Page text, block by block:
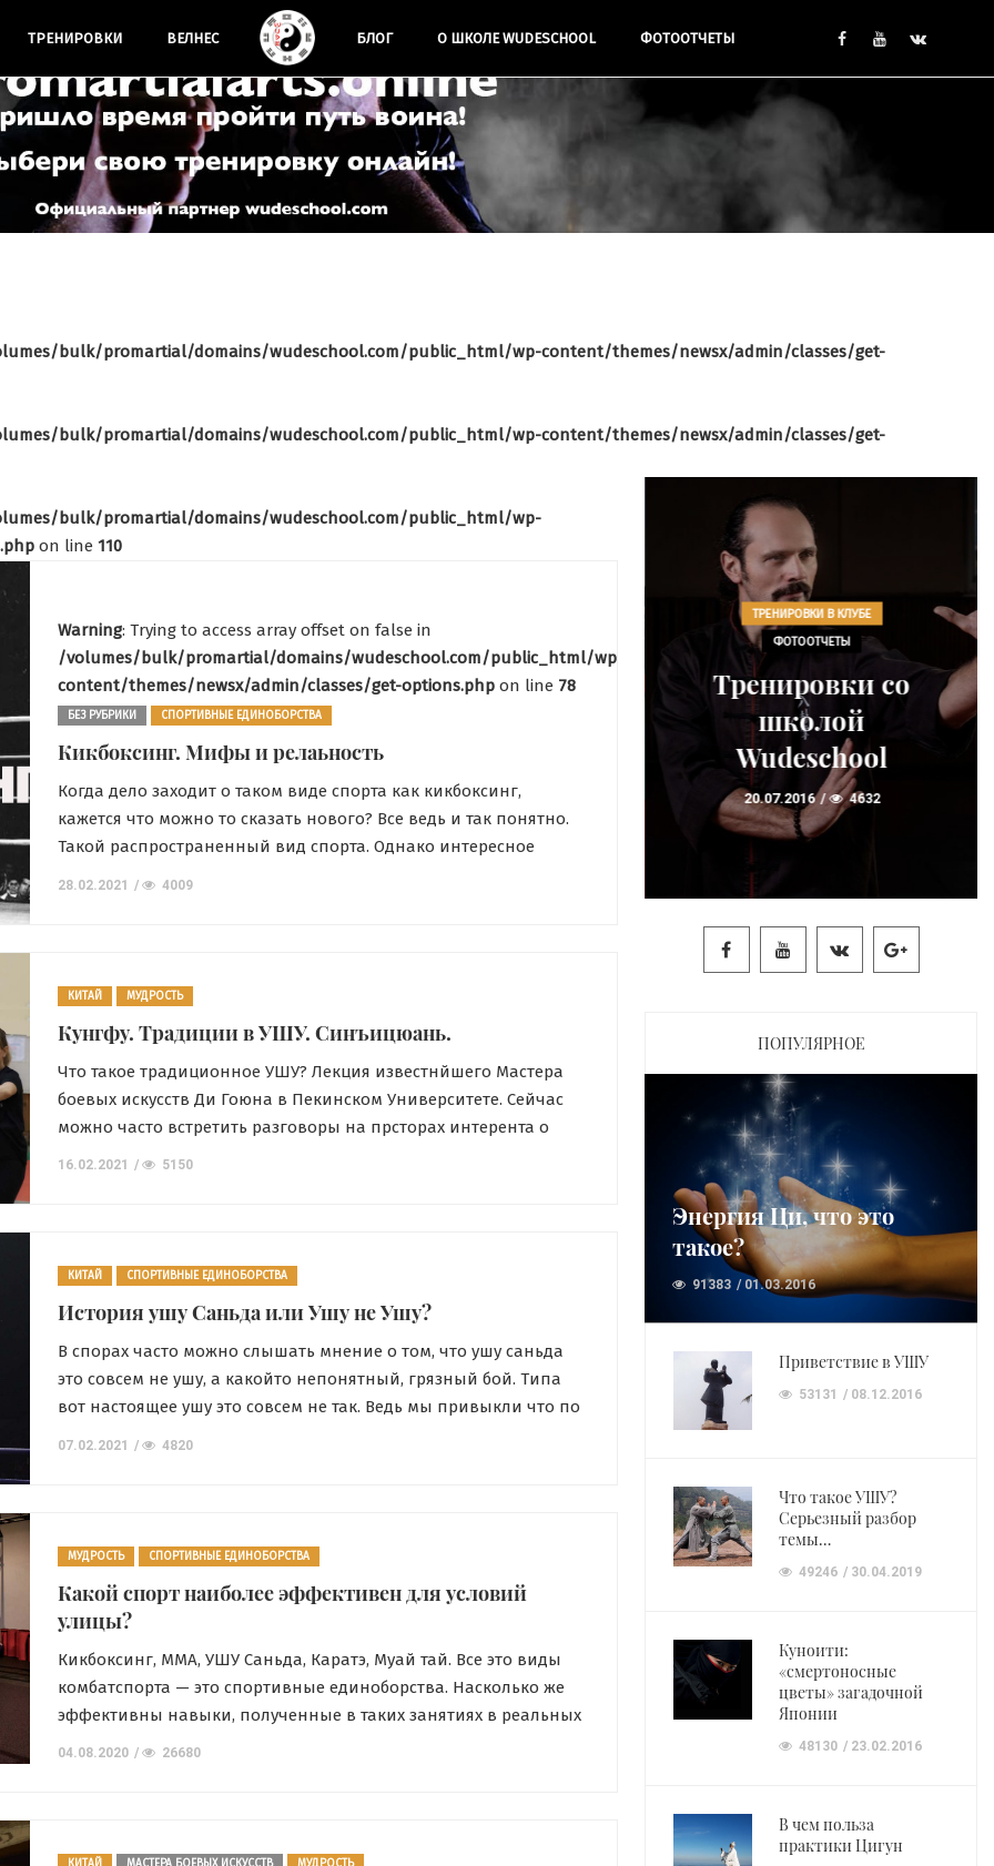
Здоровый
ЗДОРОВЬЕ
ИСКУССТВА
быть
познать
свои силу
и обрести
гармонию
ТРЕНИРОВКИ ВЕЛНЕС БЛОГ О ШКОЛЕ WUDESCHOOL ФОТООТЧЕТЫ
bulk/promartial/domains/wudeschool.com/public_html/wp-content/themes/newsx/admin/classes/get-
bulk/promartial/domains/wudeschool.com/public_html/wp-content/themes/newsx/admin/classes/get-
Занятия с
детьми,
изучение
детского ушу со
Wudeschool
20.07.2016 7133
ТРЕНИРОВКИ В КЛУБЕ
ФОТООТЧЕТЫ
На тренировке
31.01.2017
ТРЕНИРОВКИ В КЛУБЕ
ФОТООТЧЕТЫ
Тренировки со
школой
Wudeschool
20.07.2016 4632
ПОПУЛЯРНОЕ
Энергия Ци, что это
такое?
91383 01.03.2016
Приветствие в УШУ
53131 08.12.2016
Что такое УШУ?
Серьезный разбор
темы…
49246 30.04.2019
Куноити:
«смертоносные
цветы» загадочной
Японии
48130 23.02.2016
В чем польза
практики Цигун
bulk/promartial/domains/wudeschool.com/public_html/wp-
on line 110
Warning: Trying to access array offset on false in
/volumes/bulk/promartial/domains/wudeschool.com/public_html/wp-
content/themes/newsx/admin/classes/get-options.phpon line 78
БЕЗ РУБРИКИ СПОРТИВНЫЕ ЕДИНОБОРСТВА
Кикбоксинг. Мифы и релаьность
Когда дело заходит о таком виде спорта как кикбоксинг,
кажется что можно то сказать нового? Все ведь и так понятно.
Такой распространенный вид спорта. Однако интересное
28.02.2021 4009
КИТАЙ МУДРОСТЬ
Кунгфу. Традиции в УШУ. Синъицюань.
Что такое традиционное УШУ? Лекция известнйшего Мастера
боевых искусств Ди Гоюна в Пекинском Университете. Сейчас
можно часто встретить разговоры на прсторах интерента о
16.02.2021 5150
КИТАЙ СПОРТИВНЫЕ ЕДИНОБОРСТВА
История ушу Саньда или Ушу не Ушу?
В спорах часто можно слышать мнение о том, что ушу саньда
это совсем не ушу, а какойто непонятный, грязный бой. Типа
вот настоящее ушу это совсем не так. Ведь мы привыкли что по
07.02.2021 4820
МУДРОСТЬ СПОРТИВНЫЕ ЕДИНОБОРСТВА
Какой спорт наиболее эффективен для условий
улицы?
Кикбоксинг, ММА, УШУ Саньда, Каратэ, Муай тай. Все это виды
комбатспорта — это спортивные единоборства. Насколько же
эффективны навыки, полученные в таких занятиях в реальных
04.08.2020 26680